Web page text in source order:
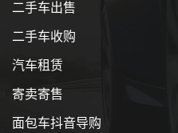
二手车出售
二手车收购
汽车租赁
寄卖寄售
面包车抖音导购